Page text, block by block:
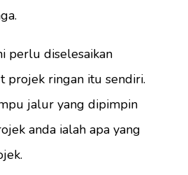
perlu diselesaikan
projek ringan itu sendiri.
jalur yang dipimpin
anda ialah apa yang